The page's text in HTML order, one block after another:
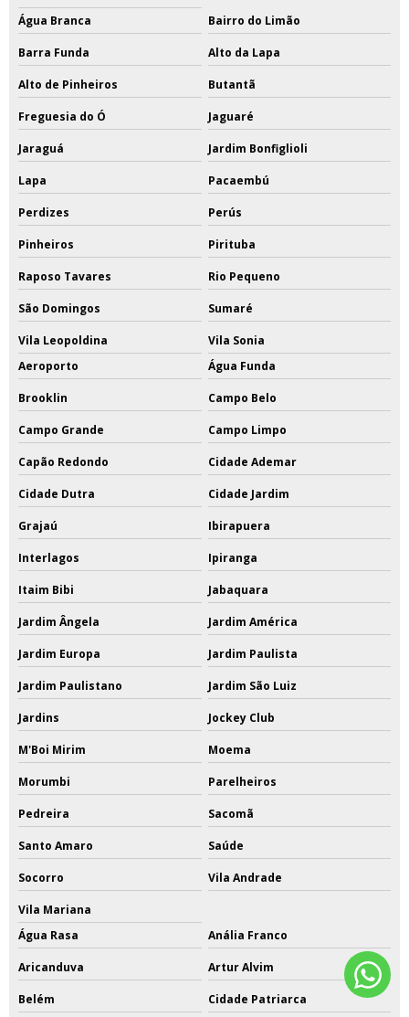
Água Branca
Bairro do Limão
Barra Funda Alto da Lapa
Alto de Pinheiros Butantã
Freguesia do Ó Jaguaré
Jaraguá Jardim Bonfiglioli
Lapa Pacaembú
Perdizes Perús
Pinheiros Pirituba
Raposo Tavares Rio Pequeno
São Domingos Sumaré
Vila Leopoldina
Vila Sonia
Aeroporto
Água Funda
Brooklin Campo Belo
Campo Grande Campo Limpo
Capão Redondo Cidade Ademar
Cidade Dutra Cidade Jardim
Grajaú Ibirapuera
Interlagos Ipiranga
Itaim Bibi Jabaquara
Jardim Ângela Jardim América
Jardim Europa Jardim Paulista
Jardim Paulistano Jardim São Luiz
Jardins Jockey Club
M'Boi Mirim Moema
Morumbi Parelheiros
Pedreira Sacomã
Santo Amaro Saúde
Socorro Vila Andrade
Vila Mariana
Água Rasa
Anália Franco
Aricanduva Artur Alvim
Belém Cidade Patriarca